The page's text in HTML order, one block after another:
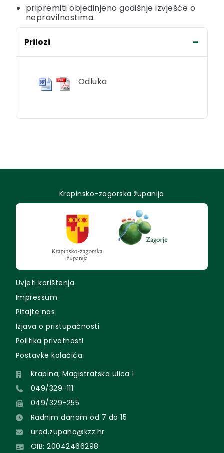
pripremiti objedinjeno godišnje izvješće o
nepravilnostima.
Prilozi
Odluka
Krapinsko-zagorska županija
Uvjeti korištenja
Impressum
Pitajte nas
Izjava o pristupačnosti
Politika privatnosti
Postavke kolačića
Krapina, Magistratska ulica 1
049/329-111
049/329-255
Radnim danom od 7 do 15
ured.zupana@kzz.hr
OIB: 20042466298